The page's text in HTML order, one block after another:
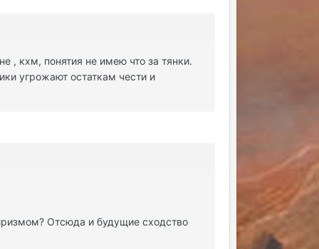
, кхм, понятия не имею что за тянки.
угрожают остаткам чести и
Отсюда и будущие сходство